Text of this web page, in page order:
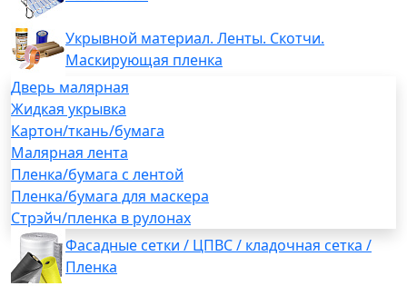
Укрывной материал. Ленты. Скотчи.
Маскирующая пленка
Дверь малярная
Жидкая укрывка
Картон/ткань/бумага
Малярная лента
Пленка/бумага с лентой
Пленка/бумага для маскера
Стрэйч/пленка в рулонах
Фасадные сетки / ЦПВС / кладочная сетка /
Пленка